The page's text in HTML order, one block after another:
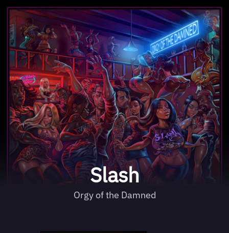
Slash
Orgy of the Damned